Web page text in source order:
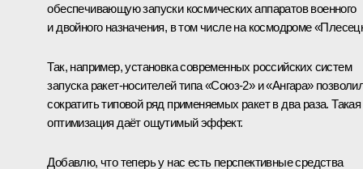
обеспечивающую запуски космических аппаратов военного
и двойного назначения, в том числе на космодроме
Так, например, установка современных российских систем
запуска ракет‑носителей типа «Союз‑2» и «Ангара»
сократить типовой ряд применяемых ракет в два раза. Такая
оптимизация даёт ощутимый эффект.
Добавлю, что теперь у нас есть перспективные средства